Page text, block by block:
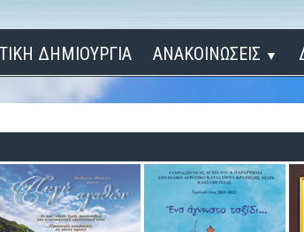
ΔΗΜΙΟΥΡΓΙΑ ΑΝΑΚΟΙΝΩΣΕΙΣ ▼
ΔΙΔΑΞΟΝ ΜΕ, ΚΥΡΙΕ
ΓΙΑ ΤΟΥΣ ΜΙΚΡΟΥΣ ΜΑΣ